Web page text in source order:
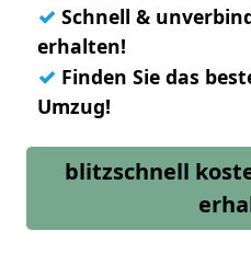
✓ Schnell &
erhalten!
✓ Finden Sie das
Umzug!
blitzschnell